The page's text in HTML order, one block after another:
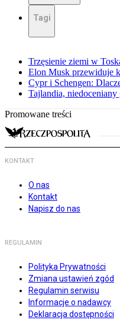
Tagi
Trzęsienie ziemi w
Elon Musk przewiduje
Cypr i Schengen:
Tajlandia,
Promowane treści
KONTAKT
O nas
Kontakt
Napisz do nas
REGULAMIN
Polityka Prywatności
Zmiana ustawień zgód
Regulamin serwisu
Informacje o nadawcy
Deklaracja dostępności